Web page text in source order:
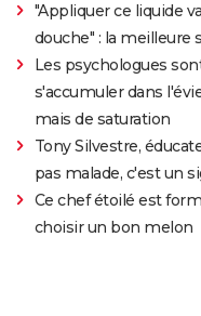
"Appliquer ce liquide
douche" : la
Les psychologues
s'accumuler dans
mais de saturation
Tony Silvestre,
pas malade, c'est un
Ce chef étoilé est
choisir un bon melon